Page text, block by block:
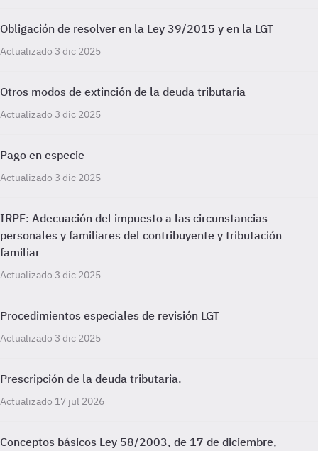
Obligación de resolver en la Ley 39/2015 y en la LGT
Actualizado 3 dic 2025
Otros modos de extinción de la deuda tributaria
Actualizado 3 dic 2025
Pago en especie
Actualizado 3 dic 2025
IRPF: Adecuación del impuesto a las circunstancias
personales y familiares del contribuyente y tributación
familiar
Actualizado 3 dic 2025
Procedimientos especiales de revisión LGT
Actualizado 3 dic 2025
Prescripción de la deuda tributaria.
Actualizado 17 jul 2026
Conceptos básicos Ley 58/2003, de 17 de diciembre,